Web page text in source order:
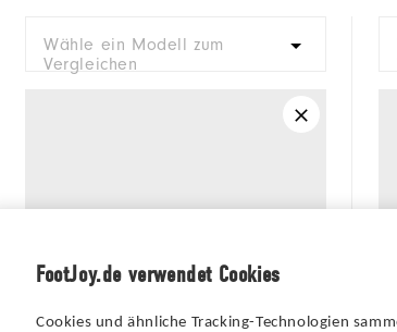
FootJoy.de verwendet Cookies
Cookies und ähnliche Tracking-Technologien
Wähle ein Modell zum
Vergleichen